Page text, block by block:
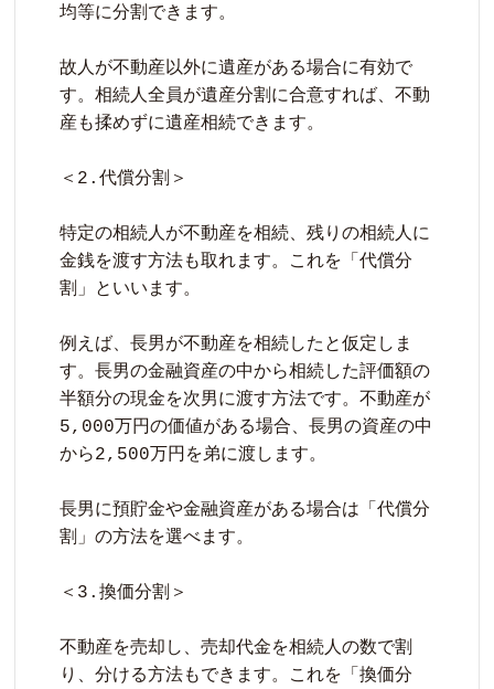
均等に分割できます。
故人が不動産以外に遺産がある場合に有効で
す。相続人全員が遺産分割に合意すれば、不動
産も揉めずに遺産相続できます。
＜2.代償分割＞
特定の相続人が不動産を相続、残りの相続人に
金銭を渡す方法も取れます。これを「代償分
割」といいます。
例えば、長男が不動産を相続したと仮定しま
す。長男の金融資産の中から相続した評価額の
半額分の現金を次男に渡す方法です。不動産が
5,000万円の価値がある場合、長男の資産の中
から2,500万円を弟に渡します。
長男に預貯金や金融資産がある場合は「代償分
割」の方法を選べます。
＜3.換価分割＞
不動産を売却し、売却代金を相続人の数で割
り、分ける方法もできます。これを「換価分